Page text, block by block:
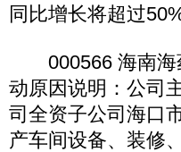
同比增长将超过50%
000566 海南海
动原因说明：公司
司全资子公司海口
产车间设备、装修